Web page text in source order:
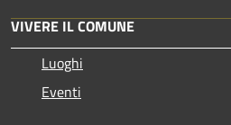
VIVERE IL COMUNE
Luoghi
Eventi